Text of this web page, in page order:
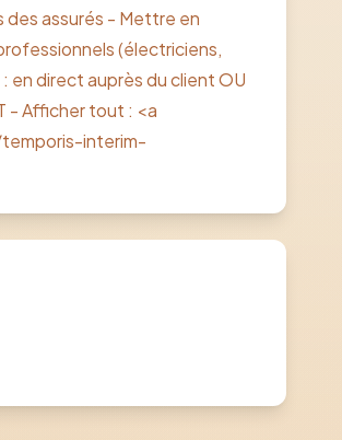
des assurés - Mettre en
(électriciens,
en direct auprès du client OU
- Afficher tout : <a
interim-